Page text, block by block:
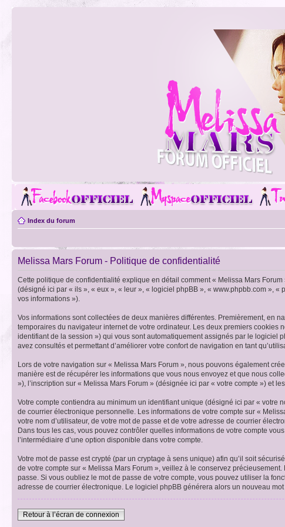
Index du forum
Melissa Mars Forum - Politique de confidentialité
Cette politique de confidentialité explique en détail comment « Melissa Mars
(désigné ici par « ils », « eux », « leur », « logiciel phpBB », « www.phpbb.com »,
vos informations »).
Vos informations sont collectées de deux manières différentes. Premièrement, en
temporaires du navigateur internet de votre ordinateur. Les deux premiers cookies
identifiant de la session ») qui vous sont automatiquement assignés par le logiciel
avez consultés et permettant d’améliorer votre confort de navigation en tant
Lors de votre navigation sur « Melissa Mars Forum », nous pouvons également
manière est de récupérer les informations que vous nous envoyez et que nous
»), l’inscription sur « Melissa Mars Forum » (désignée ici par « votre compte ») et
Votre compte contiendra au minimum un identifiant unique (désigné ici par « votre
de courrier électronique personnelle. Les informations de votre compte sur «
votre nom d’utilisateur, de votre mot de passe et de votre adresse de courrier
Dans tous les cas, vous pouvez contrôler quelles informations de votre compte
l’intermédiaire d’une option disponible dans votre compte.
Votre mot de passe est crypté (par un cryptage à sens unique) afin qu’il soit
de votre compte sur « Melissa Mars Forum », veillez à le conservez
passe. Si vous oubliez le mot de passe de votre compte, vous pouvez utiliser la
adresse de courrier électronique. Le logiciel phpBB générera alors un nouveau
Retour à l’écran de connexion